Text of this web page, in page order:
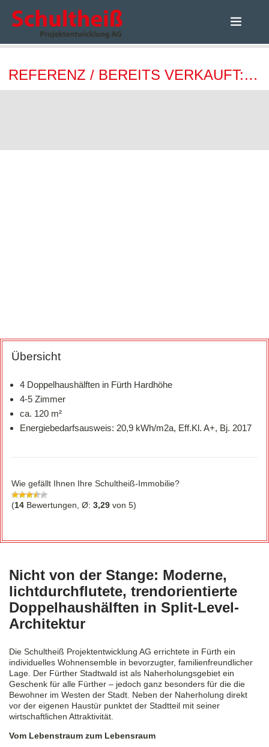
UNSER ANGEBOT
KAPITALANLEGER-SERVICE
KARRIERE
REFERENZ / BEREITS VERKAUFT: GREIFSWALDER STR. 26 – 90766 FÜRTH
Übersicht
4 Doppelhaushälften in Fürth Hardhöhe
4-5 Zimmer
ca. 120 m²
Energiebedarfsausweis: 20,9 kWh/m2a, Eff.Kl. A+, Bj. 2017
Wie gefällt Ihnen Ihre Schultheiß-Immobilie?
(14 Bewertungen, Ø: 3,29 von 5)
Nicht von der Stange: Moderne,
lichtdurchflutete, trendorientierte
Doppelhaushälften in Split-Level-
Architektur
Die Schultheiß Projektentwicklung AG errichtete in Fürth ein
individuelles Wohnensemble in bevorzugter, familienfreundlicher
Lage. Der Fürther Stadtwald ist als Naherholungsgebiet ein
Geschenk für alle Fürther – jedoch ganz besonders für die die
Bewohner im Westen der Stadt. Neben der Naherholung direkt
vor der eigenen Haustür punktet der Stadtteil mit seiner
wirtschaftlichen Attraktivität.
Vom Lebenstraum zum Lebensraum